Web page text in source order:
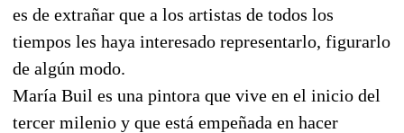
es de extrañar que a los artistas de todos los
tiempos les haya interesado representarlo, figurarlo
de algún modo.
María Buil es una pintora que vive en el inicio del
tercer milenio y que está empeñada en hacer